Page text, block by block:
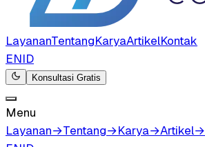
LayananTentangKaryaArtikelKontak
ENID
Konsultasi Gratis
Menu
Layanan→Tentang→Karya→Artikel→